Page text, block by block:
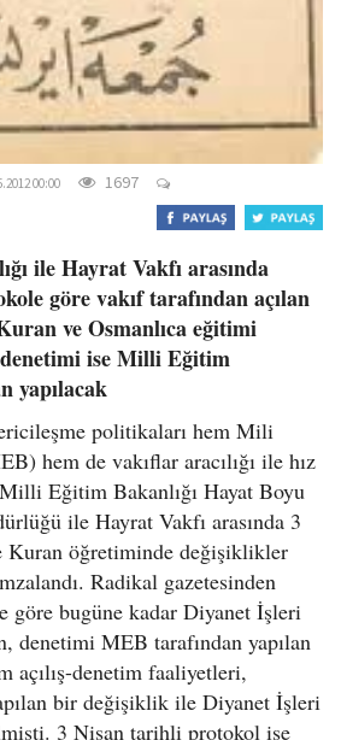
00:00 1697
ile Hayrat Vakfı arasında
göre vakıf tarafından açılan
ve Osmanlıca eğitimi
ise Milli Eğitim
yapılacak
politikaları hem Mili
hem de vakıflar aracılığı ile hız
Eğitim Bakanlığı Hayat Boyu
ile Hayrat Vakfı arasında 3
Kuran öğretiminde değişiklikler
Radikal gazetesinden
göre bugüne kadar Diyanet İşleri
denetimi MEB tarafından yapılan
açılış-denetim faaliyetleri,
bir değişiklik ile Diyanet İşleri
3 Nisan tarihli protokol ise